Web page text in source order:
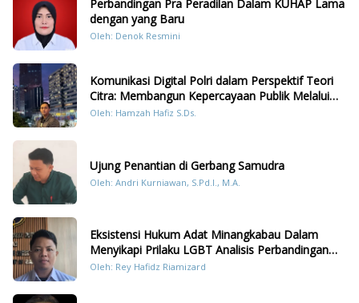
Perbandingan Pra Peradilan Dalam KUHAP Lama
dengan yang Baru
Oleh: Denok Resmini
Komunikasi Digital Polri dalam Perspektif Teori
Citra: Membangun Kepercayaan Publik Melalui
Konten Humanis Kesiapsiagaan Bencana di
Oleh: Hamzah Hafiz S.Ds.
Ujung Penantian di Gerbang Samudra
Oleh: Andri Kurniawan, S.Pd.I., M.A.
Eksistensi Hukum Adat Minangkabau Dalam
Menyikapi Prilaku LGBT Analisis Perbandingan
Dengan Hukum Pidana
Oleh: Rey Hafidz Riamizard